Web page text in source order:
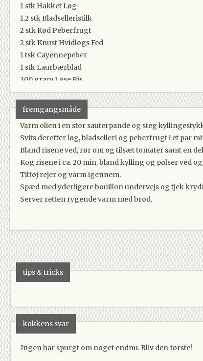
1 stk Hakket Løg
1.2 stkBladselleristilk
2 stk Rød Peberfrugt
2 stk Knust Hvidløgs Fed
1 tsk Cayennepeber
1 stk Laurbærblad
300 gram Løse Ris
1 dåseHakkede Tomater I Dåse
Hønsebouillon
0Peber
100 gramKogte Rejer
fremgangsmåde
Varm olien i en stor sauterpande og steg
Svits derefter løg, bladselleri og peberfrugt i et par
Bland risene ved, rør om og tilsæt tomater samt en
Kog risene i ca. 20 min. bland kylling og pølser ved
Tilføj rejer og varm igennem.
Spæd med yderligere bouillon undervejs og tjek
Server retten rygende varm med brød.
tips & tricks
kokkens svar
Ingen har spurgt om noget endnu. Bliv den første!